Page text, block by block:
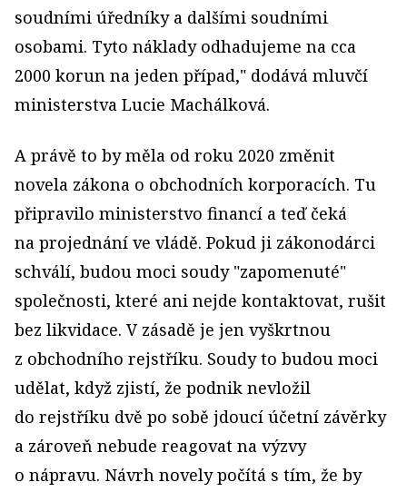
soudními úředníky a dalšími soudními
osobami. Tyto náklady odhadujeme na cca
2000 korun na jeden případ," dodává mluvčí
ministerstva Lucie Machálková.
A právě to by měla od roku 2020 změnit
novela zákona o obchodních korporacích. Tu
připravilo ministerstvo financí a teď čeká
na projednání ve vládě. Pokud ji zákonodárci
schválí, budou moci soudy "zapomenuté"
společnosti, které ani nejde kontaktovat, rušit
bez likvidace. V zásadě je jen vyškrtnou
z obchodního rejstříku. Soudy to budou moci
udělat, když zjistí, že podnik nevložil
do rejstříku dvě po sobě jdoucí účetní závěrky
a zároveň nebude reagovat na výzvy
o nápravu. Návrh novely počítá s tím, že by